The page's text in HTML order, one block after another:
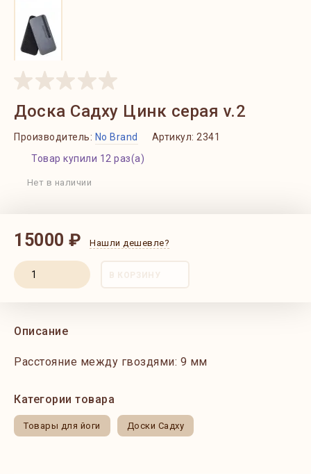
Доска Садху Цинк серая v.2
Производитель: No Brand Артикул: 2341
Товар купили 12 раз(а)
Нет в наличии
15000 ₽ Нашли дешевле?
В КОРЗИНУ
Описание
Расстояние между гвоздями: 9 мм
Категории товара
Товары для йоги Доски Садху